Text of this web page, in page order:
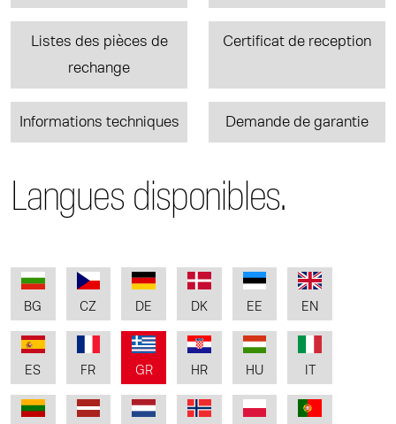
Listes des pièces de
rechange
Certificat de reception
Informations techniques Demande de garantie
Langues disponibles.
BG CZ DE DK EE EN
ES FR GR HR HU